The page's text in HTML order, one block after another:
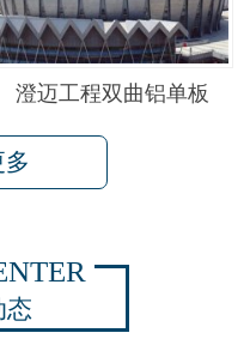
澄迈工程双曲铝单板
态